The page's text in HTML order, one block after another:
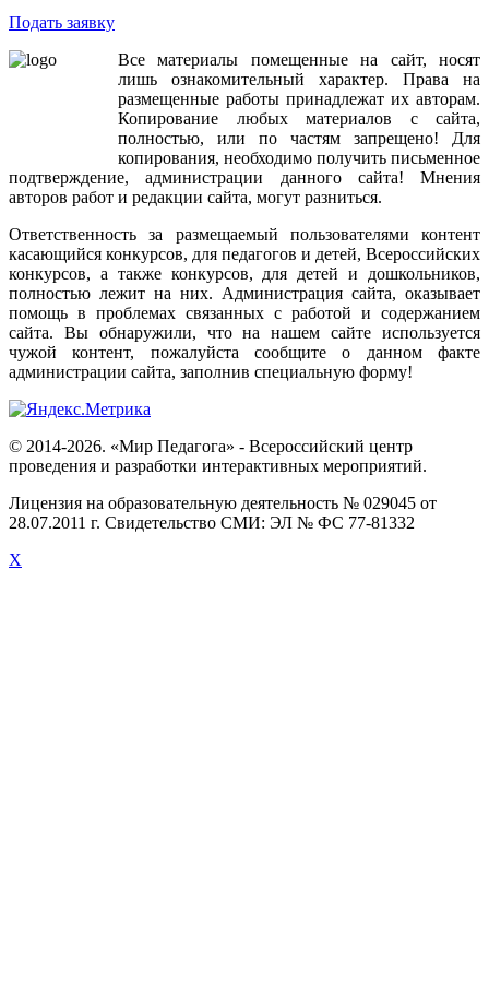
Подать заявку
Все
материалы помещенные на сайт,носят
лишь
ознакомительный характер. Права
на
размещенные работы принадлежат их авторам.
Копирование
любых материалов с сайта,
полностью, или по частям запрещено! Для
копирования, необходимо получить письменное
подтверждение,администрации данного сайта! Мнения
авторов работ и редакции сайта, могут разниться.
Ответственность
за размещаемый пользователями
контент
касающийся конкурсов, для педагогов и детей, Всероссийских
конкурсов, а также конкурсов, для детей и дошкольников,
полностью лежит на них. Администрация сайта, оказывает
помощь в проблемах связанных с работой и содержанием
сайта. Вы обнаружили, что на нашем сайте используется
чужой
контент, пожалуйста сообщите о данном
факте
администрации сайта, заполнив специальную форму!
© 2014-2026. «Мир Педагога» - Всероссийский центр
проведения и разработки интерактивных мероприятий.
Лицензия на образовательную деятельность № 029045 от
28.07.2011 г. Свидетельство СМИ: ЭЛ № ФС 77-81332
X